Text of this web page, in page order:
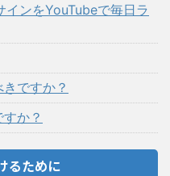
ンをYouTubeで毎日ラ
ですか？
か？
るために